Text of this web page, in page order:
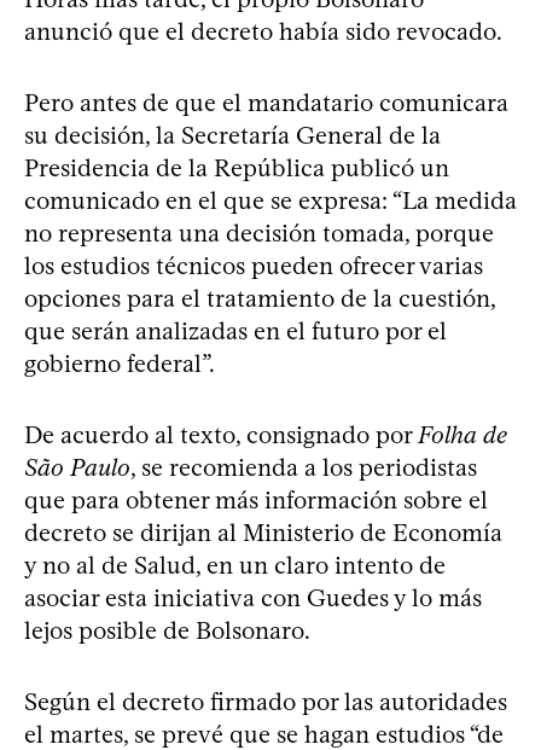
anunció que el decreto había sido revocado.
Pero antes de que el mandatario comunicara
su decisión, la Secretaría General de la
Presidencia de la República publicó un
comunicado en el que se expresa: “La medida
no representa una decisión tomada, porque
los estudios técnicos pueden ofrecer varias
opciones para el tratamiento de la cuestión,
que serán analizadas en el futuro por el
gobierno federal”.
De acuerdo al texto, consignado por Folha de
São Paulo, se recomienda a los periodistas
que para obtener más información sobre el
decreto se dirijan al Ministerio de Economía
y no al de Salud, en un claro intento de
asociar esta iniciativa con Guedes y lo más
lejos posible de Bolsonaro.
Según el decreto firmado por las autoridades
el martes, se prevé que se hagan estudios “de